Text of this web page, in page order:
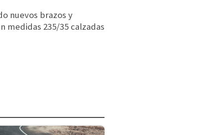
nuevos brazos y
medidas 235/35 calzadas